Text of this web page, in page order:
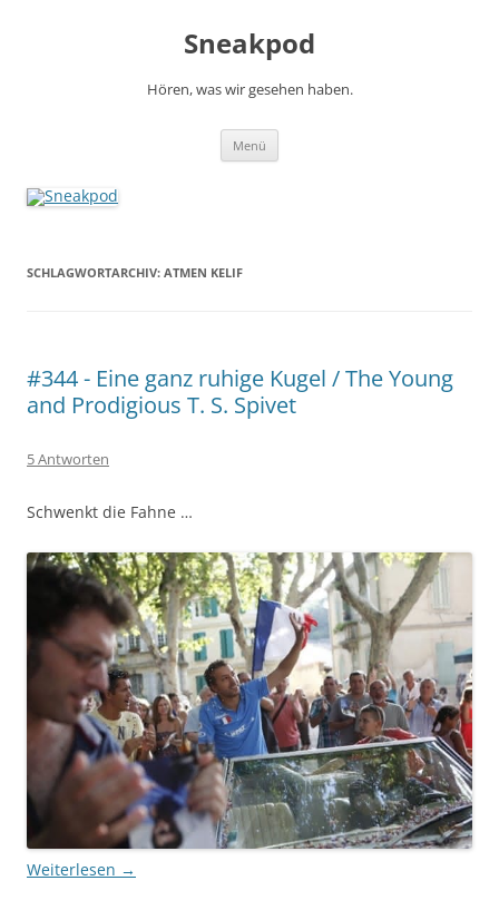
Sneakpod
Hören, was wir gesehen haben.
Menü
SCHLAGWORTARCHIV: ATMEN KELIF
#344 - Eine ganz ruhige Kugel / The Young
and Prodigious T. S. Spivet
5 Antworten
Schwenkt die Fahne …
Weiterlesen →